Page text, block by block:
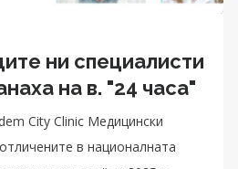
ни специалисти
на в. "24 часа"
City Clinic Медицински
в националната